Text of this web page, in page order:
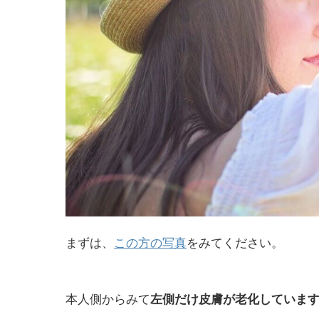
まずは、 この方の写真をみてください。
本人側からみて左側だけ皮膚が老化しています